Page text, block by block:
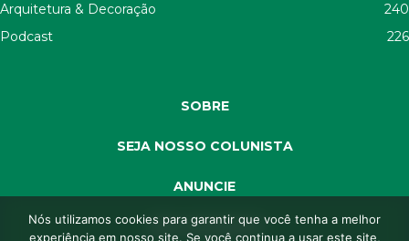
Arquitetura & Decoração
240
Podcast
226
SOBRE
SEJA NOSSO COLUNISTA
ANUNCIE
SEJA APOIADOR
Nós utilizamos cookies para garantir que você tenha a melhor
experiência em nosso site. Se você continua a usar este site,